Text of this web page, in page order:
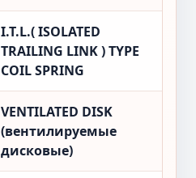
I.T.L.( ISOLATED
TRAILING LINK ) TYPE
COIL SPRING
VENTILATED DISK
(вентилируемые
дисковые)